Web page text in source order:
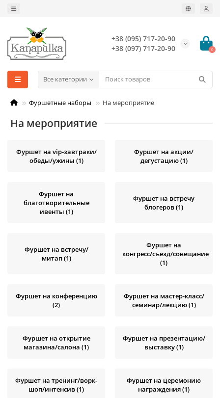
+38 (095) 717-20-90
+38 (097) 717-20-90
0
Все категории
Фуршетные наборы На мероприятие
На мероприятие
Фуршет на vip-завтраки/
обеды/ужины (1)
Фуршет на акции/
дегустацию (1)
Фуршет на
благотворительные
ивенты (1)
Фуршет на встречу
блогеров (1)
Фуршет на встречу/
митап (1)
Фуршет на
конгресс/cъезд/cовещание
(1)
Фуршет на конференцию
(2)
Фуршет на мастер-класс/
семинар/лекцию (1)
Фуршет на открытие
магазина/cалона (1)
Фуршет на презентацию/
выставку (1)
Фуршет на тренинг/ворк-
шоп/интенсив (1)
Фуршет на церемонию
награждения (1)